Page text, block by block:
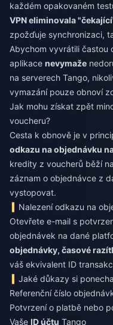
každém opakovaném
VPN eliminovala
zpožďuje synchronizaci,
Abychom vyvrátili častou
aplikace nevymaže
na serverech Tango,
vymazání pouze obnoví
Jak mohu získat zpět
voucheru?
Cesta k obnově je v
odkazu na objednávku
kredity z voucherů běží
záznam o objednávce z
vystopovat.
Nalezení odkazu na
Otevřete e-mail s
objednávek na dané
objednávky, časové
váš ekvivalent ID
Jaké důkazy si
Referenční číslo
Potvrzení o platbě nebo
Vaše ID účtu Tango